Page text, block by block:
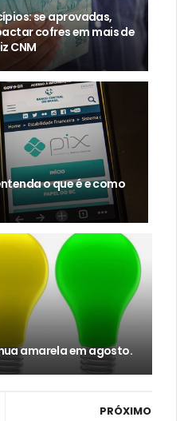
se aprovadas,
cofres em mais de
CNM
o que é e como
amarela em agosto.
PRÓXIMO